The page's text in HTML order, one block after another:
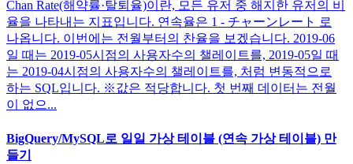
Chan Rate(해약률·탈퇴율)이란, 모든 유저 중 해지한 유저의 비
율을 나타내는 지표입니다. 연속율은 1 - チャーンレート 로
나옵니다. 이번에는 전월부터의 찬율을 보겠습니다. 2019-06
일 때는 2019-05시점의 사용자수의 챌레이트를, 2019-05일 때
는 2019-04시점의 사용자수의 챌레이트를, 처럼 변동적으로
하는 SQL입니다. ※값은 적당합니다. 첫 번째 데이터는 전월
이 없으...
BigQuery/MySQL로 일일 가상 테이블 (연속 가상 테이블) 만
들기